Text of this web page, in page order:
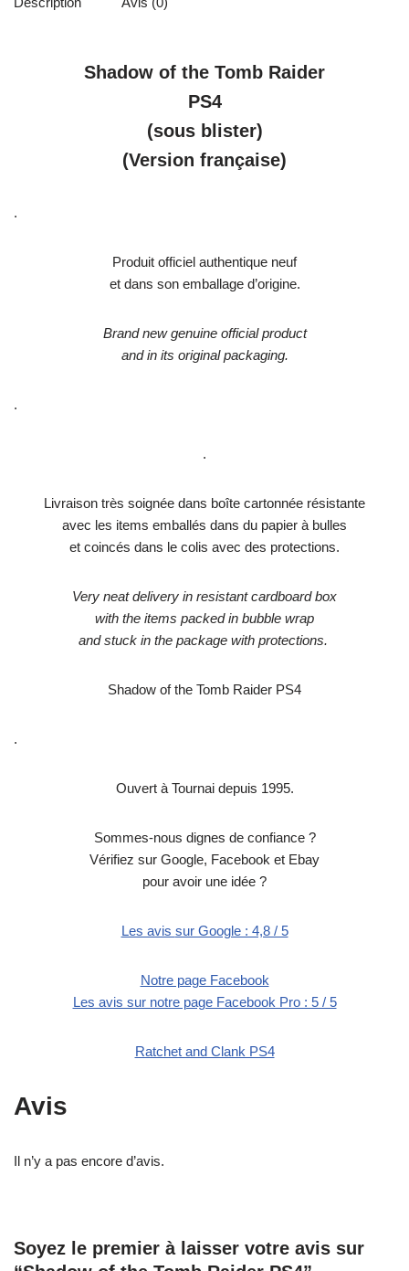
Shadow of the Tomb Raider
PS4
(sous blister)
(Version française)
.
Produit officiel authentique neuf
et dans son emballage d’origine.
Brand new genuine official product
and in its original packaging.
.
.
Livraison très soignée dans boîte cartonnée résistante
avec les items emballés dans du papier à bulles
et coincés dans le colis avec des protections.
Very neat delivery in resistant cardboard box
with the items packed in bubble wrap
and stuck in the package with protections.
Shadow of the Tomb Raider PS4
.
Ouvert à Tournai depuis 1995.
Sommes-nous dignes de confiance ?
Vérifiez sur Google, Facebook et Ebay
pour avoir une idée ?
Les avis sur Google : 4,8 / 5
Notre page Facebook
Les avis sur notre page Facebook Pro : 5 / 5
Ratchet and Clank PS4
Avis
Il n’y a pas encore d’avis.
Soyez le premier à laisser votre avis sur